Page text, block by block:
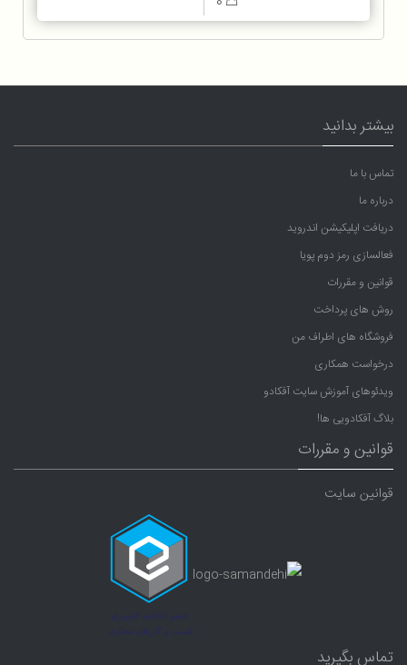
بیشتر بدانید
تماس با ما
درباره ما
دریافت اپلیکیشن اندروید
فعالسازی رمز دوم پویا
قوانین و مقررات
روش های پرداخت
فروشگاه های اطراف من
درخواست همکاری
ویدئوهای آموزش سایت آفکادو
بلاگ آفکادویی ها!
قوانین و مقررات
قوانین سایت
تماس بگیرید